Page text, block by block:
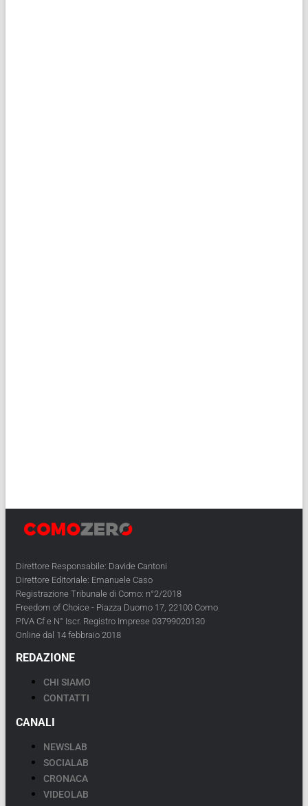
Direttore Responsabile: Davide Cantoni
Direttore Editoriale: Emanuele Caso
Registrazione Tribunale di Como: n°2/2018
Freedom of Choice - Piazza Duomo 17, 22100 Como
PIVA Cf e N° Iscr. Registro Imprese 03799020130
Online dal 14 febbraio 2018
REDAZIONE
CHI SIAMO
CONTATTI
CANALI
NEWSLAB
SOCIALAB
CRONACA
VIDEOLAB